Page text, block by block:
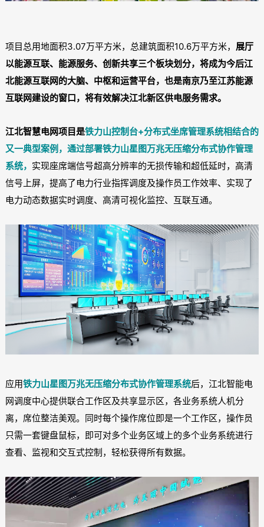
项目总用地面积3.07万平方米，总建筑面积10.6万平方米， 展厅
以能源互联、能源服务、创新共享三个板块划分，将成为今后江
北能源互联网的大脑、中枢和运营平台，也是南京乃至江苏能源
互联网建设的窗口，将有效解决江北新区供电服务需求。
江北智慧电网项目是铁力山控制台+分布式坐席管理系统相结合的
又一典型案例，通过部署铁力山星图万兆无压缩分布式协作管理
系统， 实现座席端信号超高分辨率的无损传输和超低延时，高清
信号上屏，提高了电力行业指挥调度及操作员工作效率、实现了
电力动态数据实时调度、高清可视化监控、互联互通。
应用铁力山星图万兆无压缩分布式协作管理系统后，江北智能电
网调度中心提供联合工作区及共享显示区，各业务系统人机分
离，席位整洁美观。同时每个操作席位即是一个工作区，操作员
只需一套键盘鼠标，即可对多个业务区域上的多个业务系统进行
查看、监视和交互式控制，轻松获得所有数据。